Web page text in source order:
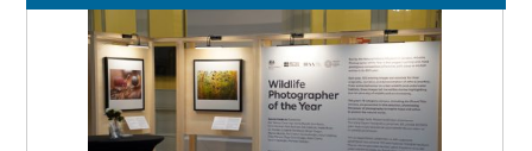
03 Ağustos 2026 Pazartesi
Yıldırım Gündoğdu
HAVVA’NIN ÜÇ KIZI
09 Temmuz 2026 Perşembe